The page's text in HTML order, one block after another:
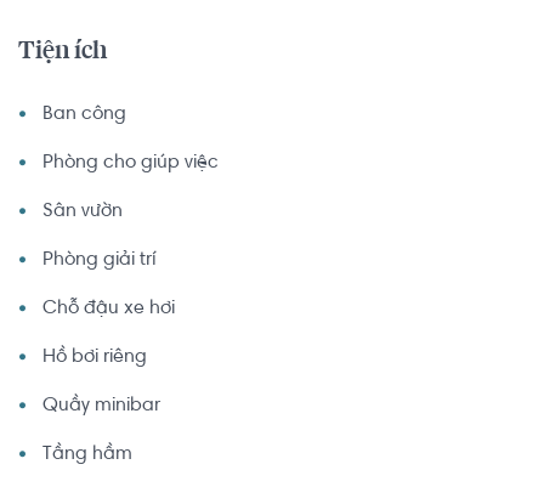
Tiện ích
Ban công
Phòng cho giúp việc
Sân vườn
Phòng giải trí
Chỗ đậu xe hơi
Hồ bơi riêng
Quầy minibar
Tầng hầm